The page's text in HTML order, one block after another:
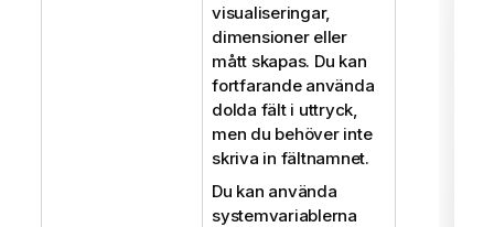
visualiseringar,
dimensioner eller
mått skapas. Du kan
fortfarande använda
dolda fält i uttryck,
men du behöver inte
skriva in fältnamnet.
Du kan använda
systemvariablerna